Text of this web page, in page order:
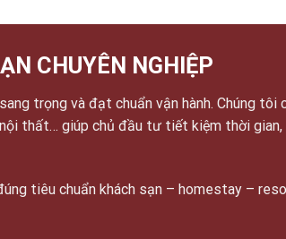
CHUYÊN NGHIỆP
trọng và đạt chuẩn vận hành. Chúng tôi
thất… giúp chủ đầu tư tiết kiệm thời
tiêu chuẩn khách sạn – homestay –